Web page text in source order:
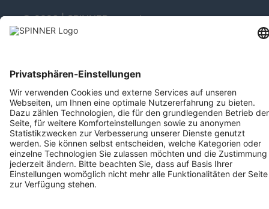
© 2026 | SPINNER
GmbH
Impressum
Datenschutz